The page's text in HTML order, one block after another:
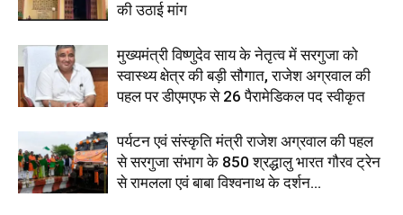
की उठाई मांग
मुख्यमंत्री विष्णुदेव साय के नेतृत्व में सरगुजा को
स्वास्थ्य क्षेत्र की बड़ी सौगात, राजेश अग्रवाल की
पहल पर डीएमएफ से 26 पैरामेडिकल पद स्वीकृत
पर्यटन एवं संस्कृति मंत्री राजेश अग्रवाल की पहल
से सरगुजा संभाग के 850 श्रद्धालु भारत गौरव ट्रेन
से रामलला एवं बाबा विश्वनाथ के दर्शन...